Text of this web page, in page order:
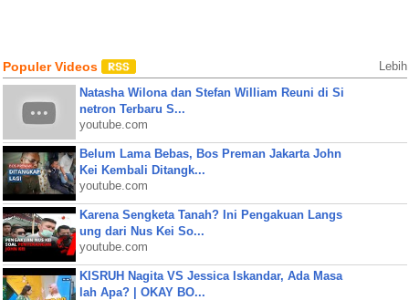
Populer Videos Lebih
Natasha Wilona dan Stefan William Reuni di Si
netron Terbaru S...
youtube.com
Belum Lama Bebas, Bos Preman Jakarta John
Kei Kembali Ditangk...
youtube.com
Karena Sengketa Tanah? Ini Pengakuan Langs
ung dari Nus Kei So...
youtube.com
KISRUH Nagita VS Jessica Iskandar, Ada Masa
lah Apa? | OKAY BO...